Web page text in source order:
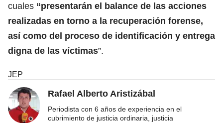
cuales “presentarán el balance de las acciones
realizadas en torno a la recuperación forense,
así como del proceso de identificación y entrega
digna de las víctimas”.
JEP
Rafael Alberto Aristizábal
Periodista con 6 años de experiencia en el
cubrimiento de justicia ordinaria, justicia